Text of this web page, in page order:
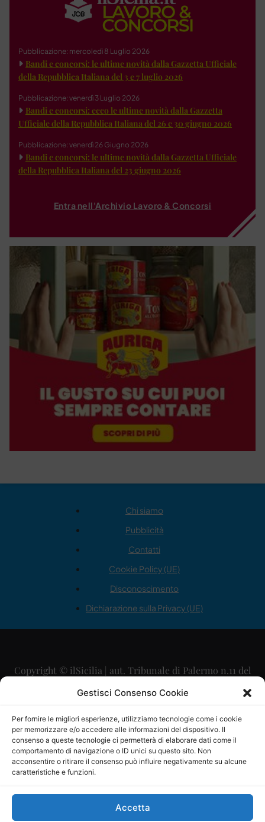
Gestisci Consenso Cookie
Per fornire le migliori esperienze, utilizziamo tecnologie come i cookie
per memorizzare e/o accedere alle informazioni del dispositivo. Il
consenso a queste tecnologie ci permetterà di elaborare dati come il
comportamento di navigazione o ID unici su questo sito. Non
acconsentire o ritirare il consenso può influire negativamente su alcune
caratteristiche e funzioni.
Accetta
Pubblicazione: mercoledì 8 Luglio 2026
Bandi e concorsi: le ultime novità dalla Gazzetta Ufficiale
della Repubblica Italiana del 3 e 7 luglio 2026
Pubblicazione: venerdì 3 Luglio 2026
Bandi e concorsi: ecco le ultime novità dalla Gazzetta
Ufficiale della Repubblica Italiana del 26 e 30 giugno 2026
Pubblicazione: venerdì 26 Giugno 2026
Bandi e concorsi: le ultime novità dalla Gazzetta Ufficiale
della Repubblica Italiana del 23 giugno 2026
Entra nell'Archivio Lavoro & Concorsi
Chi siamo
Pubblicità
Contatti
Cookie Policy (UE)
Disconoscimento
Dichiarazione sulla Privacy (UE)
Copyright © ilSicilia | aut. Tribunale di Palermo n.11 del
29/09/2015
Direttore Editoriale: Maurizio Scaglione
Direttore Responsabile: Maria Calabrese
P.IVA: 06334930820